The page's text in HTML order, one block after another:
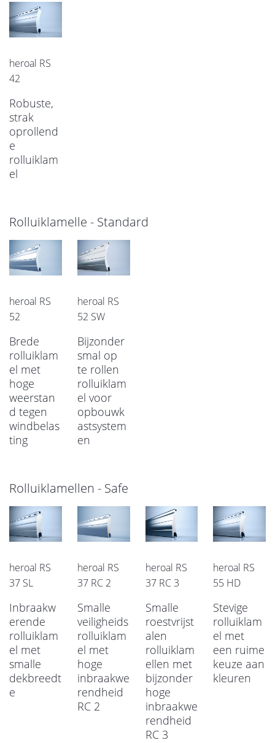
heroal RS
42
Robuste,
strak
oprollend
e
rolluiklam
el
Rolluiklamelle - Standard
heroal RS
52
Brede
rolluiklam
el met
hoge
weerstan
d tegen
windbelas
ting
heroal RS
52 SW
Bijzonder
smal op
te rollen
rolluiklam
el voor
opbouwk
astsystem
en
Rolluiklamellen - Safe
heroal RS
37 SL
Inbraakw
erende
rolluiklam
el met
smalle
dekbreedt
e
heroal RS
37 RC 2
Smalle
veiligheids
rolluiklam
el met
hoge
inbraakwe
rendheid
RC 2
heroal RS
37 RC 3
Smalle
roestvrijst
alen
rolluiklam
ellen met
bijzonder
hoge
inbraakwe
rendheid
RC 3
heroal RS
55 HD
Stevige
rolluiklam
el met
een ruime
keuze aan
kleuren